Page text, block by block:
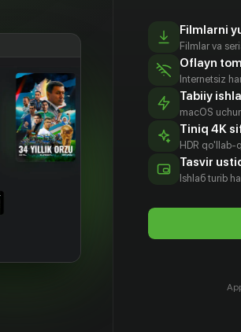
Фрэнк
Уэлкер
Минди Кон
Aktyor
Filmlarni
Filmlar va
Oflayn
Internetsiz
Tabiiy
macOS
Tiniq 4K
HDR qo'llab-
Tasvir
Ishlаб turib